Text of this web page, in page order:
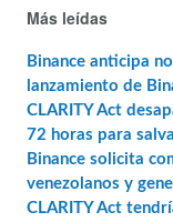
Más leídas
Binance anticipa
lanzamiento de
CLARITY Act
72 horas para
Binance solicita
venezolanos y
CLARITY Act